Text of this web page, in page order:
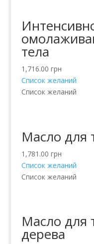
тела
1,716.00 грн
Список желаний
Список желаний
Масло для
1,781.00 грн
Список желаний
Список желаний
Масло для
дерева